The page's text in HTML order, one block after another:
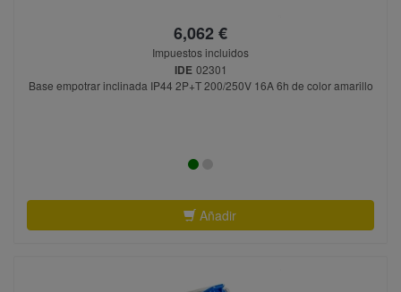
6,062 €
Impuestos incluidos
IDE 02301
Base empotrar inclinada IP44 2P+T 200/250V 16A 6h de color amarillo
Añadir